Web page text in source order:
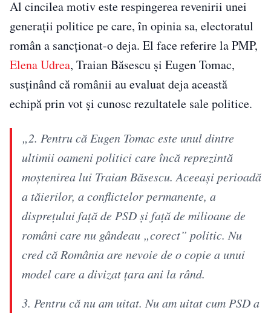
Al cincilea motiv este respingerea revenirii unei
generații politice pe care, în opinia sa, electoratul
român a sancționat-o deja. El face referire la PMP,
Elena Udrea, Traian Băsescu și Eugen Tomac,
susținând că românii au evaluat deja această
echipă prin vot și cunosc rezultatele sale politice.
„2. Pentru că Eugen Tomac este unul dintre
ultimii oameni politici care încă reprezintă
moștenirea lui Traian Băsescu. Aceeași perioadă
a tăierilor, a conflictelor permanente, a
disprețului față de PSD și față de milioane de
români care nu gândeau „corect” politic. Nu
cred că România are nevoie de o copie a unui
model care a divizat țara ani la rând.
3. Pentru că nu am uitat. Nu am uitat cum PSD a